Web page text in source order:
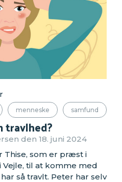
menneske samfund
travlhed?
den 18. juni 2024
Thise, som er præst i
til at komme med
så travlt. Peter har selv